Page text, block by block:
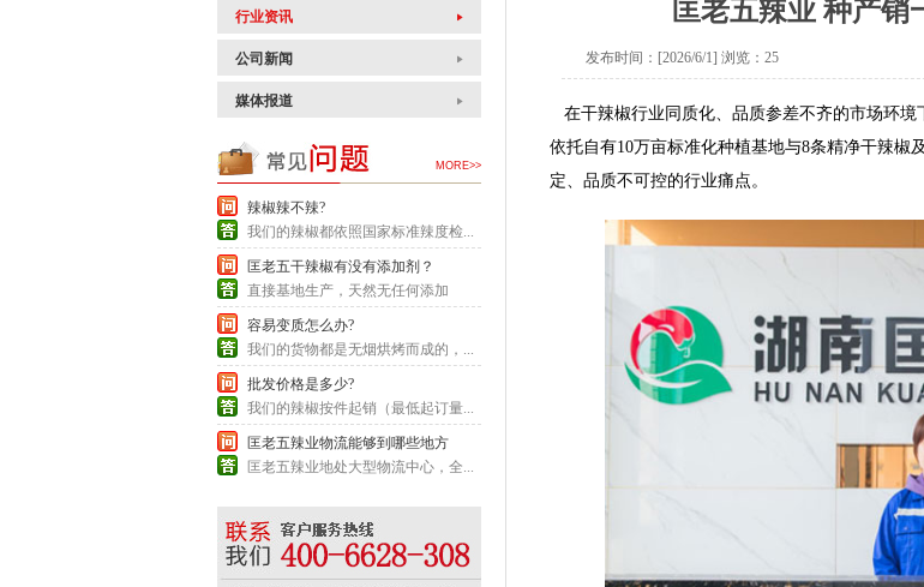
行业资讯
公司新闻
媒体报道
MORE>>
辣椒辣不辣?
我们的辣椒都依照国家标准辣度检...
匡老五干辣椒有没有添加剂？
直接基地生产，天然无任何添加
容易变质怎么办?
我们的货物都是无烟烘烤而成的，...
批发价格是多少?
我们的辣椒按件起销（最低起订量...
匡老五辣业物流能够到哪些地方
匡老五辣业地处大型物流中心，全...
匡老五辣业 种产销
发布时间：[2026/6/1] 浏览： 25
在干辣椒行业同质化、品质参差不齐的市场环境
依托自有10万亩标准化种植基地与8条精净干辣椒
定、品质不可控的行业痛点。